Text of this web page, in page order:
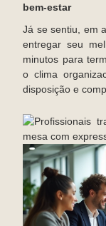
bem-estar
Já se sentiu, em
entregar seu
minutos para
o clima
disposição e